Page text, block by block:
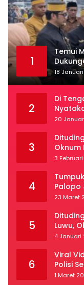
1
Temui
18
2
Di
Luwu
20
3
Oknum
3
4
Palopo
Segera
23 Maret
5
Luwu,
4 Januari
6
Viral
Polisi
Subsidi
1 Maret